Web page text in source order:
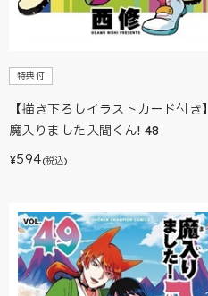
特典付
【描き下ろしイラストカード付き】
魔入りました入間くん! 48
¥594(税込)